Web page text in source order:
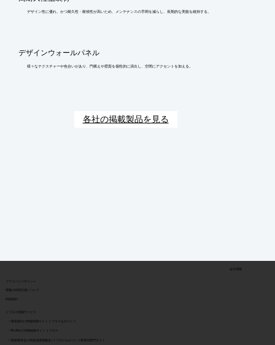
デザイン性に優れ、かつ耐久性・耐候性が高いため、メンテナンスの手間を減らし、長期的な美観を維持する。
デザインウォールパネル
様々なテクスチャーや色合いがあり、門構えや壁面を個性的に演出し、空間にアクセントを加える。
各社の掲載製品を見る
​プライバシーポリシー
​情報の外部伝達について
利用規約
会社情報
> 製造業特化の用途別課題解決 | イプロスものづくり業界別専門サイト
> BtoB向け情報検索サイト イプロス
> 製造業向け情報検索サイト イプロスものづくり
イプロス関連サービス